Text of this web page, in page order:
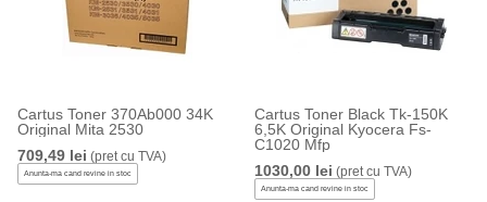
Cartus Toner 370Ab000 34K
Original Mita 2530
709,49 lei (pret cu TVA)
Anunta-ma cand revine in stoc
Cartus Toner Black Tk-150K
6,5K Original Kyocera Fs-
C1020 Mfp
1030,00 lei (pret cu TVA)
Anunta-ma cand revine in stoc